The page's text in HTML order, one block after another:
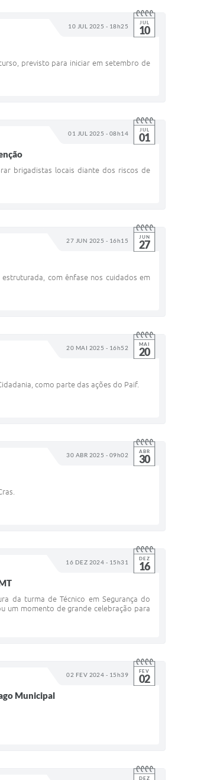
10 JUL 2025 - 18h25 JUL
10
previsto para iniciar em setembro de
01 JUL 2025 - 08h14 JUL
01
brigadistas locais diante dos riscos de
27 JUN 2025 - 16h15 JUN
27
com ênfase nos cuidados em
20 MAI 2025 - 16h52 MAI
20
como parte das ações do Paif.
30 ABR 2025 - 09h02 ABR
30
16 DEZ 2024 - 15h31 DEZ
16
da turma de Técnico em Segurança do
um momento de grande celebração para
02 FEV 2024 - 15h39 FEV
02
Municipal
DEZ